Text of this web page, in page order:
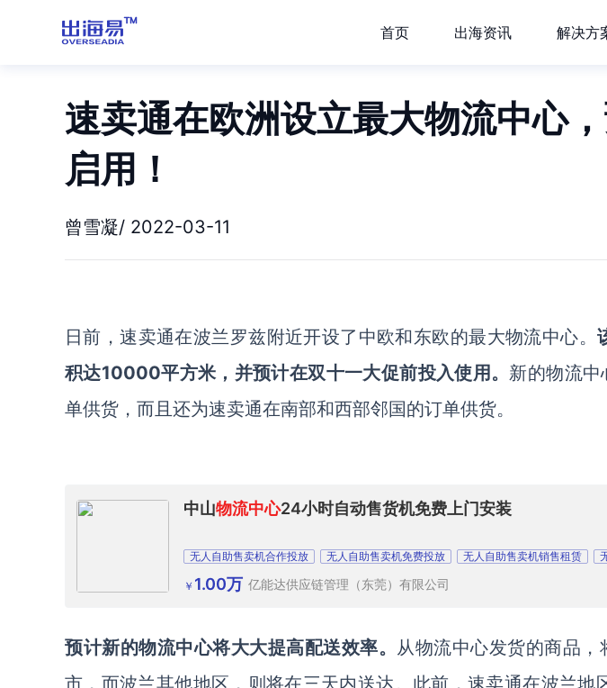
首页 出海资讯 解决方
速卖通在欧洲设立最大物流中心
启用！
曾雪凝/ 2022-03-11
日前，速卖通在波兰罗兹附近开设了中欧和东欧的最大物流中心。
积达10000平方米，并预计在双十一大促前投入使用。 新的物流
单供货，而且还为速卖通在南部和西部邻国的订单供货。
中山物流中心24小时自动售货机免费上门安装
无人自助售卖机合作投放 无人自助售卖机免费投放 无人自助售卖机销售租赁
￥ 1.00万 亿能达供应链管理（东莞）有限公司
预计新的物流中心将大大提高配送效率。 从物流中心发货的商品
市，而波兰其他地区，则将在三天内送达。此前，速卖通在波兰地